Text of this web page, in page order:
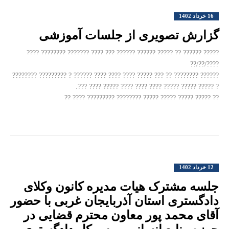
16 خرداد 1402
گزارش تصویری از جلسات آموزشی
????? ?????? ?? ????? ?????? ?????? ??? ???? ??????? ???????? ????
????/??/??
?????? ???????? ?? ??? ????? ???? ???? ???? ?????? ? ????????? ????????
? ????? ????? ????? ???? ???? ???? ????? ???? ???.
?? ????? ????? ????? ????? ???????? ????????? ???? ??
12 خرداد 1402
جلسه مشترک هیات مدیره کانون وکلای
دادگستری استان آذربایجان غربی با حضور
آقای محمد پور معاون محترم قضایی در